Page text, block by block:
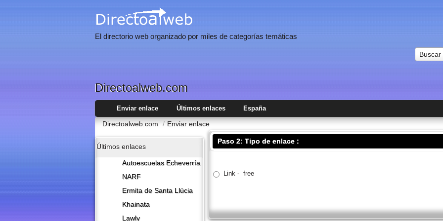
El directorio web organizado por miles de categorías temáticas
Buscar
Directoalweb.com
Enviar enlace Últimos enlaces España
Directoalweb.com / Enviar enlace
Últimos enlaces
Autoescuelas Echeverría
NARF
Ermita de Santa Llúcia
Khainata
Lawly
Paso 2: Tipo de enlace :
Link - free